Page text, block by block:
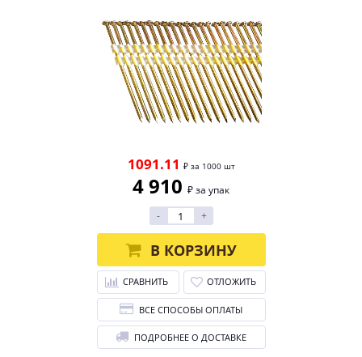
1091.11 ₽ за 1000 шт
4 910 ₽ за упак
-
+
В КОРЗИНУ
СРАВНИТЬ ОТЛОЖИТЬ
ВСЕ СПОСОБЫ ОПЛАТЫ
ПОДРОБНЕЕ О ДОСТАВКЕ